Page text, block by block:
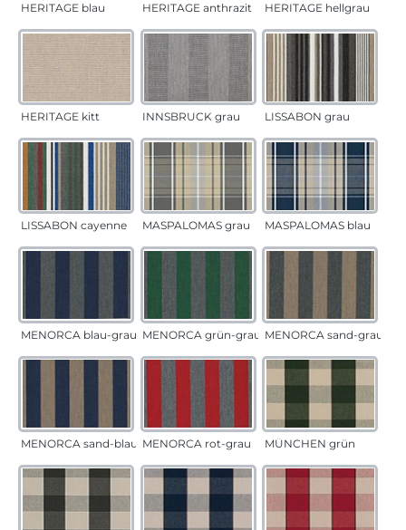
HERITAGE blau HERITAGE anthrazit HERITAGE hellgrau
HERITAGE kitt INNSBRUCK grau LISSABON grau
LISSABON cayenne MASPALOMAS grau MASPALOMAS blau
MENORCA blau-grau MENORCA grün-grau MENORCA sand-grau
MENORCA sand-blau MENORCA rot-grau MÜNCHEN grün